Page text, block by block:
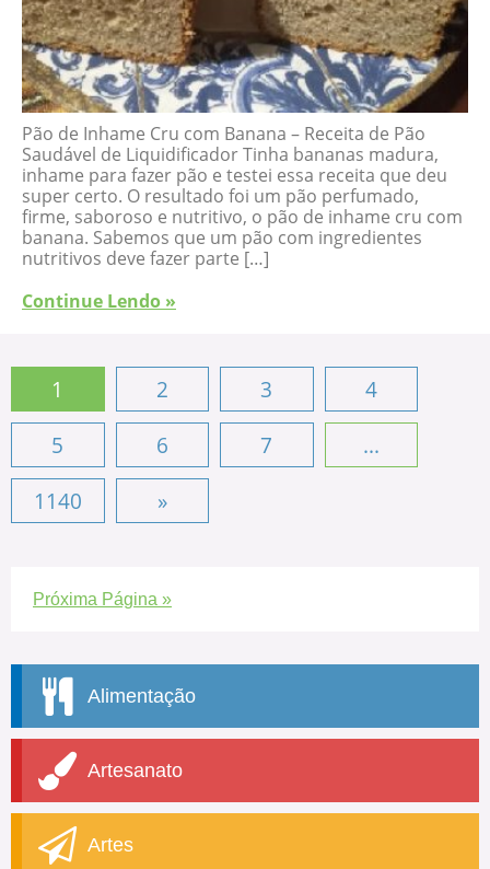
Pão de Inhame Cru com Banana – Receita de Pão
Saudável de Liquidificador Tinha bananas madura,
inhame para fazer pão e testei essa receita que deu
super certo. O resultado foi um pão perfumado,
firme, saboroso e nutritivo, o pão de inhame cru com
banana. Sabemos que um pão com ingredientes
nutritivos deve fazer parte […]
Continue Lendo »
1 2 3
4
5
6 7
...
1140
»
Próxima Página »
Alimentação
Artesanato
Artes